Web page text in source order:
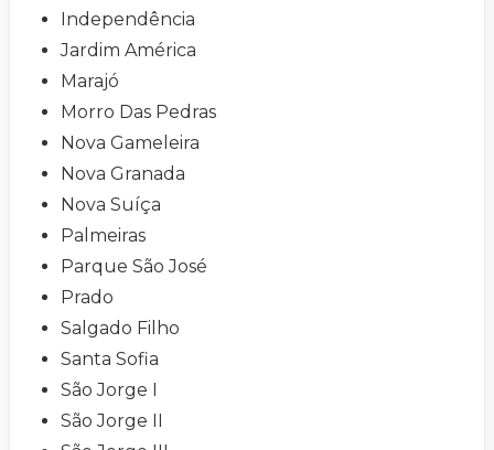
Independência
Jardim América
Marajó
Morro Das Pedras
Nova Gameleira
Nova Granada
Nova Suíça
Palmeiras
Parque São José
Prado
Salgado Filho
Santa Sofia
São Jorge I
São Jorge II